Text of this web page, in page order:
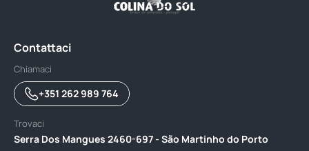
Contattaci
Chiamaci
+351 262 989 764
Trovaci
Serra Dos Mangues 2460-697 - São Martinho do Porto